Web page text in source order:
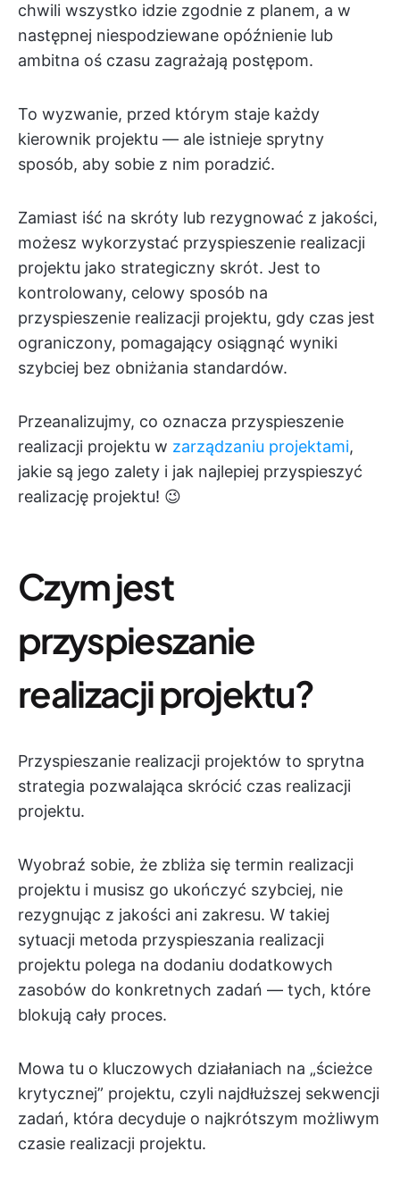
chwili wszystko idzie zgodnie z planem, a w
następnej niespodziewane opóźnienie lub
ambitna oś czasu zagrażają postępom.
To wyzwanie, przed którym staje każdy
kierownik projektu — ale istnieje sprytny
sposób, aby sobie z nim poradzić.
Zamiast iść na skróty lub rezygnować z jakości,
możesz wykorzystać przyspieszenie realizacji
projektu jako strategiczny skrót. Jest to
kontrolowany, celowy sposób na
przyspieszenie realizacji projektu, gdy czas jest
ograniczony, pomagający osiągnąć wyniki
szybciej bez obniżania standardów.
Przeanalizujmy, co oznacza przyspieszenie
realizacji projektu w zarządzaniu projektami,
jakie są jego zalety i jak najlepiej przyspieszyć
realizację projektu! 😉
Czym jest
przyspieszanie
realizacji projektu?
Przyspieszanie realizacji projektów to sprytna
strategia pozwalająca skrócić czas realizacji
projektu.
Wyobraź sobie, że zbliża się termin realizacji
projektu i musisz go ukończyć szybciej, nie
rezygnując z jakości ani zakresu. W takiej
sytuacji metoda przyspieszania realizacji
projektu polega na dodaniu dodatkowych
zasobów do konkretnych zadań — tych, które
blokują cały proces.
Mowa tu o kluczowych działaniach na „ścieżce
krytycznej” projektu, czyli najdłuższej sekwencji
zadań, która decyduje o najkrótszym możliwym
czasie realizacji projektu.